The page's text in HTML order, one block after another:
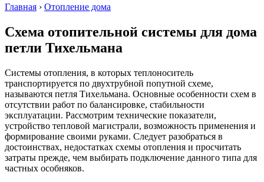
Главная › Отопление дома
Схема отопительной системы для дома
петли Тихельмана
Системы отопления, в которых теплоноситель
транспортируется по двухтрубной попутной схеме,
называются петля Тихельмана. Основные особенности схем в
отсутствии работ по балансировке, стабильности
эксплуатации. Рассмотрим технические показатели,
устройство тепловой магистрали, возможность применения и
формирование своими руками. Следует разобраться в
достоинствах, недостатках схемы отопления и просчитать
затраты прежде, чем выбирать подключение данного типа для
частных особняков.